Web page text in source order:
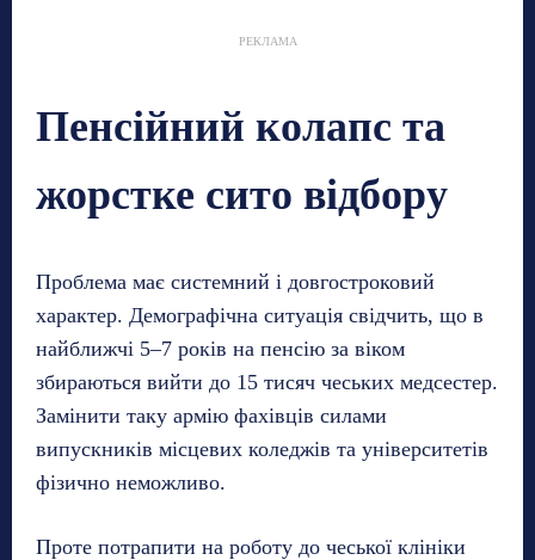
РЕКЛАМА
Пенсійний колапс та
жорстке сито відбору
Проблема має системний і довгостроковий
характер. Демографічна ситуація свідчить, що в
найближчі 5–7 років на пенсію за віком
збираються вийти до 15 тисяч чеських медсестер.
Замінити таку армію фахівців силами
випускників місцевих коледжів та університетів
фізично неможливо.
Проте потрапити на роботу до чеської клініки